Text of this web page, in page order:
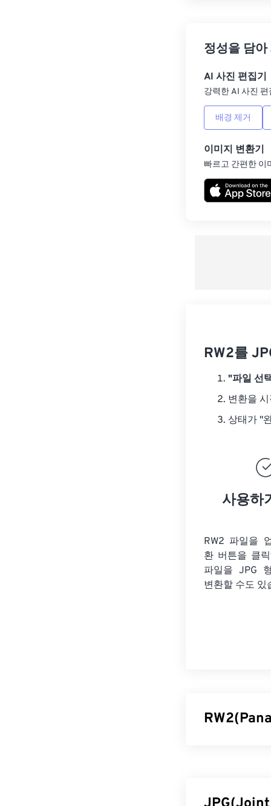
정성을 담
AI 사진 편집기
강력한 AI 사진
배경 제거
이미지 변환기
빠르고 간편한 이
RW2를
"파일 선
변환을
상태가 "
사용하
RW2 파일을
환 버튼을 클
파일을 JPG
변환할 수도 있